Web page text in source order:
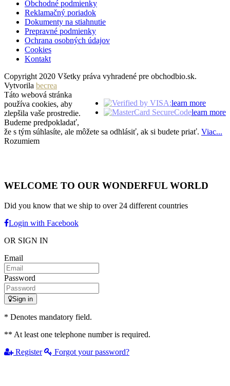
Obchodné podmienky
Reklamačný poriadok
Dokumenty na stiahnutie
Prepravné podmienky
Ochrana osobných údajov
Cookies
Kontakt
Copyright 2020 Všetky práva vyhradené pre obchodbio.sk.
Vytvorila becrea
learn more
learn more
Táto webová stránka
používa cookies, aby
zlepšila vaše prostredie.
Budeme predpokladať,
že s tým súhlasíte, ale môžete sa odhlásiť, ak si budete priať. Viac...
Rozumiem
WELCOME TO OUR WONDERFUL WORLD
Did you know that we ship to over 24 different countries
Login with Facebook
OR SIGN IN
Email
Password
Sign in
* Denotes mandatory field.
** At least one telephone number is required.
Register
Forgot your password?